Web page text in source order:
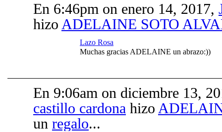
En 6:46pm on enero 14, 2017,
hizo ADELAINE SOTO
Lazo Rosa
Muchas gracias ADELAINE un abrazo:))
En 9:06am on diciembre 13,
castillo cardona hizo
un regalo...